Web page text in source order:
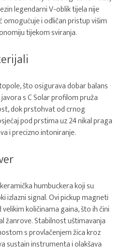
legendarni V-oblik tijela nije
omogućuje i odličan pristup višim
tijekom sviranja.
što osigurava dobar balans
s C Solar profilom pruža
dok prstohvat od crnog
pod prstima uz 24 nikal praga
i precizno intoniranje.
humbuckera koji su
izlazni signal. Ovi pickup magneti
količinama gaina, što ih čini
žanrove. Stabilnost uštimavanja
s provlačenjem žica kroz
sustain instrumenta i olakšava